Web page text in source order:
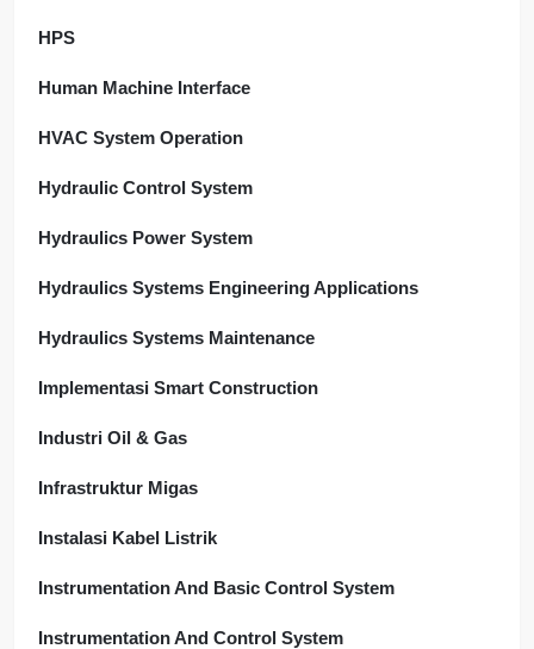
HPS
Human Machine Interface
HVAC System Operation
Hydraulic Control System
Hydraulics Power System
Hydraulics Systems Engineering Applications
Hydraulics Systems Maintenance
Implementasi Smart Construction
Industri Oil & Gas
Infrastruktur Migas
Instalasi Kabel Listrik
Instrumentation And Basic Control System
Instrumentation And Control System